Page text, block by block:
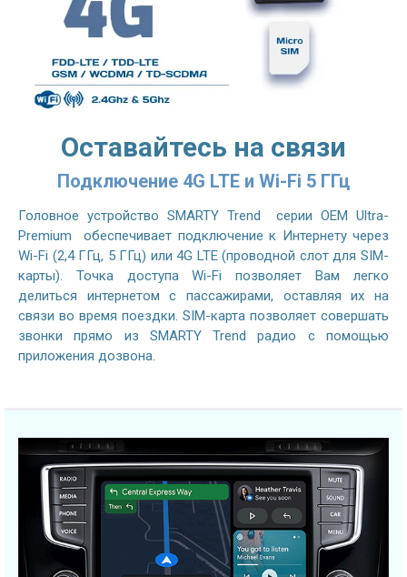
Оставайтесь на связи
Подключение 4G LTE и Wi-Fi 5 ГГц
Головное устройство SMARTY Trend серии OEM Ultra-
Premium обеспечивает подключение к Интернету через
Wi-Fi (2,4 ГГц, 5 ГГц) или 4G LTE (проводной слот для SIM-
карты). Точка доступа Wi-Fi позволяет Вам легко
делиться интернетом с пассажирами, оставляя их на
связи во время поездки. SIM-карта позволяет совершать
звонки прямо из SMARTY Trend радио с помощью
приложения дозвона.